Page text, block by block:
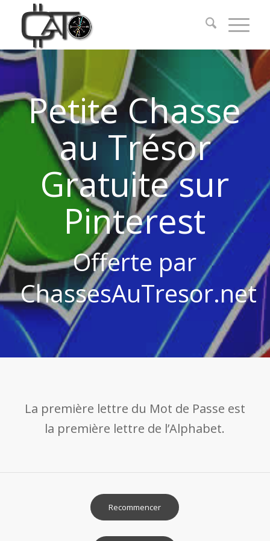
Petite Chasse
au Trésor
Gratuite sur
Pinterest
Offerte par
ChassesAuTresor.net
La première lettre du Mot de Passe est
la première lettre de l’Alphabet.
Recommencer